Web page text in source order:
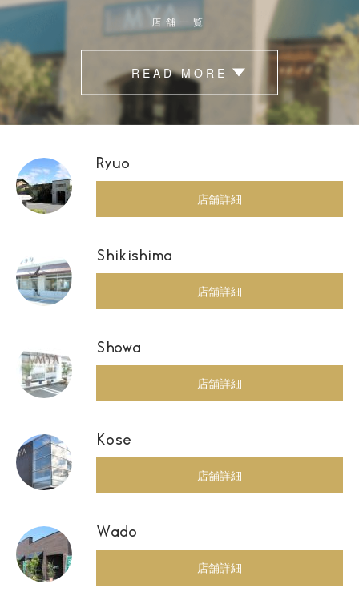
店舗一覧
READ MORE
Ryuo
店舗詳細
Shikishima
店舗詳細
Showa
店舗詳細
Kose
店舗詳細
Wado
店舗詳細